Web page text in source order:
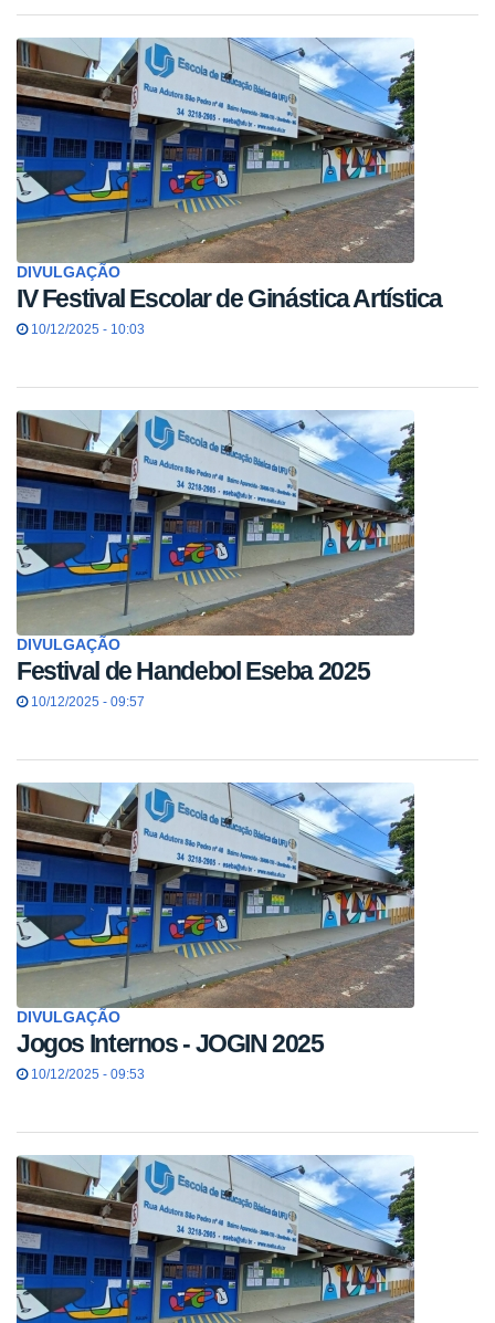
DIVULGAÇÃO
IV Festival Escolar de Ginástica Artística
10/12/2025 - 10:03
DIVULGAÇÃO
Festival de Handebol Eseba 2025
10/12/2025 - 09:57
DIVULGAÇÃO
Jogos Internos - JOGIN 2025
10/12/2025 - 09:53